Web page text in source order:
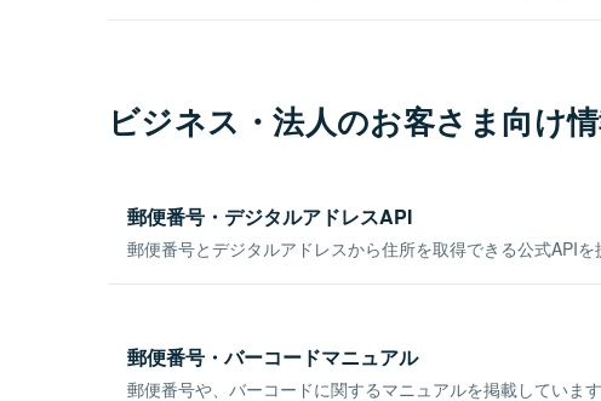
ビジネス・法人のお客さま向け
郵便番号・デジタルアドレスAPI
郵便番号とデジタルアドレスから住所を取得できる公式APIを
郵便番号・バーコードマニュアル
郵便番号や、バーコードに関するマニュアルを掲載しています